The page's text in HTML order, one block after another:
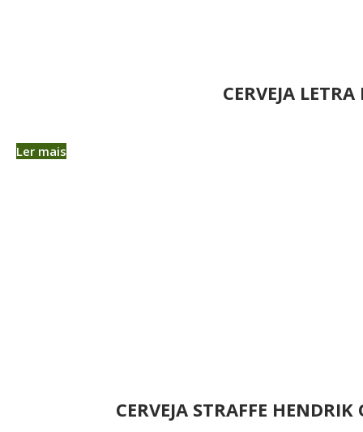
CERVEJA
Ler mais
CERVEJA STRAFFE